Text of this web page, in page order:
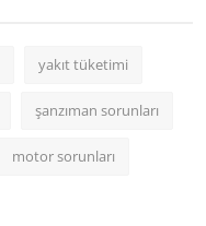
yakıt tüketimi
şanzıman sorunları
motor sorunları